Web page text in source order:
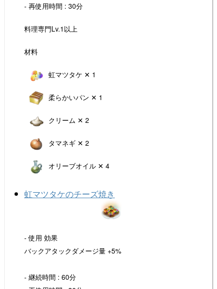
- 再使用時間 : 30分
料理専門Lv.1以上
材料
虹マツタケ ✕ 1
柔らかいパン ✕ 1
クリーム ✕ 2
タマネギ ✕ 2
オリーブオイル ✕ 4
虹マツタケのチーズ焼き
- 使用 効果
バックアタックダメージ量 +5%
- 継続時間 : 60分